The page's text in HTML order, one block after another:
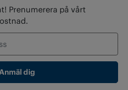
Prenumerera på vårt